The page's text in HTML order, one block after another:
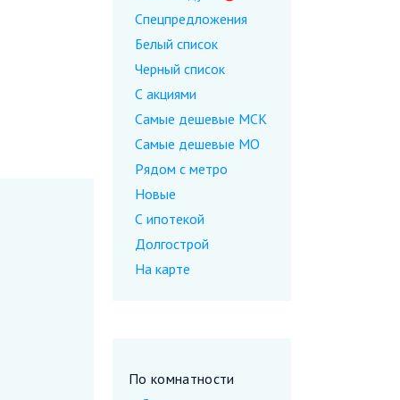
Спецпредложения
Белый список
Черный список
С акциями
Самые дешевые МСК
Самые дешевые МО
Рядом с метро
Новые
С ипотекой
Долгострой
На карте
По комнатности